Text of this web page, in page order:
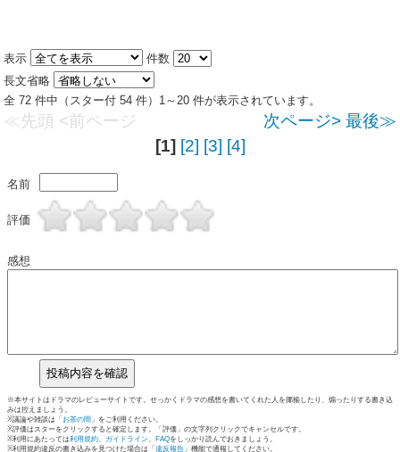
表示
件数
長文省略
全 72 件中（スター付 54 件）1～20 件が表示されています。
≪先頭 <前ページ 次ページ> 最後≫
[1] [2] [3] [4]
名前
評価
感想
※本サイトはドラマのレビューサイトです。せっかくドラマの感想を書いてくれた人を揶揄したり、煽ったりする書き込
みは控えましょう。
※議論や雑談は「 お茶の間 」をご利用ください。
※評価はスターをクリックすると確定します。「評価」の文字列クリックでキャンセルです。
※利用にあたっては利用規約、 ガイドライン、 FAQをしっかり読んでおきましょう。
※利用規約違反の書き込みを見つけた場合は「 違反報告 」機能で通報してください。